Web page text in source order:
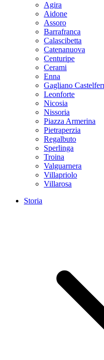
Agira
Aidone
Assoro
Barrafranca
Calascibetta
Catenanuova
Centuripe
Cerami
Enna
Gagliano
Leonforte
Nicosia
Nissoria
Piazza Armerina
Pietraperzia
Regalbuto
Sperlinga
Troina
Valguarnera
Villapriolo
Villarosa
Storia